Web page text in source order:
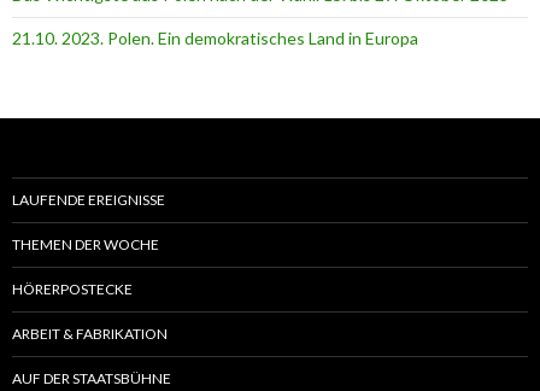
21.10. 2023. Polen. Ein demokratisches Land in Europa
LAUFENDE EREIGNISSE
THEMEN DER WOCHE
HÖRERPOSTECKE
ARBEIT & FABRIKATION
AUF DER STAATSBÜHNE